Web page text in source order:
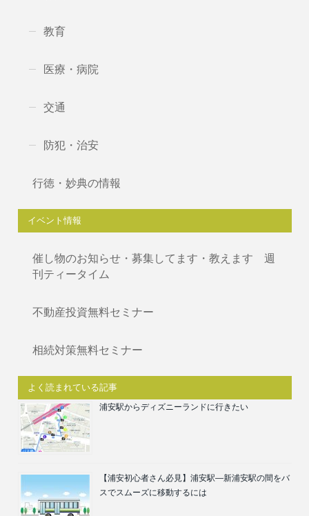
教育
医療・病院
交通
防犯・治安
行徳・妙典の情報
イベント情報
催し物のお知らせ・募集してます・教えます 週
刊ティータイム
不動産投資無料セミナー
相続対策無料セミナー
よく読まれている記事
浦安駅からディズニーランドに行きたい
【浦安初心者さん必見】浦安駅―新浦安駅の間をバ
スでスムーズに移動するには